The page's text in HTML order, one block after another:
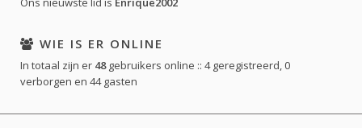
WIE IS ER ONLINE
In totaal zijn er 48gebruikers online :: 4 geregistreerd, 0
verborgen en 44 gasten